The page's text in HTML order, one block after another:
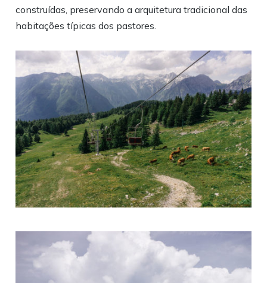
construídas, preservando a arquitetura tradicional das
habitações típicas dos pastores.